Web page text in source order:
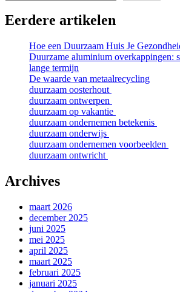
Eerdere artikelen
Hoe een Duurzaam Huis Je
Duurzame aluminium overkappingen:
lange termijn
De waarde van metaalrecycling
duurzaam oosterhout
duurzaam ontwerpen
duurzaam op vakantie
duurzaam ondernemen betekenis
duurzaam onderwijs
duurzaam ondernemen voorbeelden
duurzaam ontwricht
Archives
maart 2026
december 2025
juni 2025
mei 2025
april 2025
maart 2025
februari 2025
januari 2025